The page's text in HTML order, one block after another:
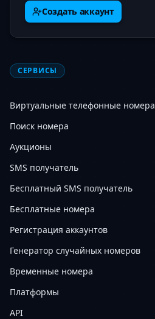
Создать аккаунт
СЕРВИСЫ
Виртуальные телефонные номера
Поиск номера
Аукционы
SMS получатель
Бесплатный SMS получатель
Бесплатные номера
Регистрация аккаунтов
Генератор случайных номеров
Временные номера
Платформы
API